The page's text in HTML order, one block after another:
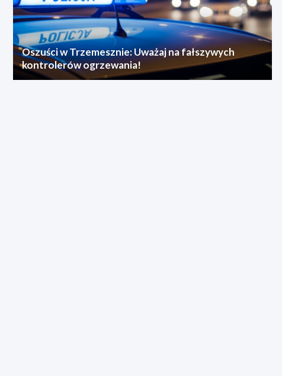
Oszuści w Trzemesznie: Uważaj na fałszywych
kontrolerów ogrzewania!